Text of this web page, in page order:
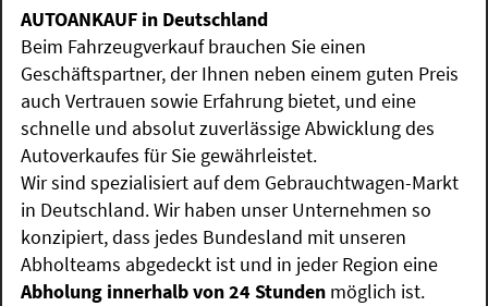
AUTOANKAUF in Deutschland
Beim Fahrzeugverkauf brauchen Sie einen
Geschäftspartner, der Ihnen neben einem guten Preis
auch Vertrauen sowie Erfahrung bietet, und eine
schnelle und absolut zuverlässige Abwicklung des
Autoverkaufes für Sie gewährleistet.
Wir sind spezialisiert auf dem Gebrauchtwagen-Markt
in Deutschland. Wir haben unser Unternehmen so
konzipiert, dass jedes Bundesland mit unseren
Abholteams abgedeckt ist und in jeder Region eine
Abholung innerhalb von 24 Stunden möglich ist.